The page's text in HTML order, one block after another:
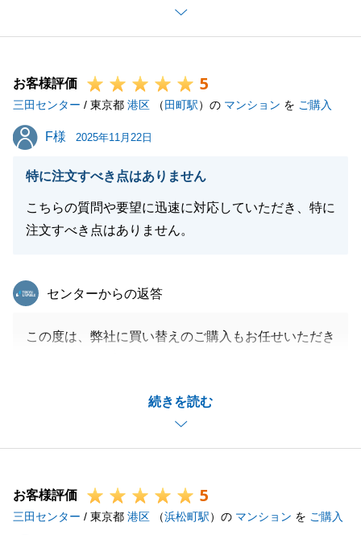
これからも、誠実な行動を心掛け、お客様の豊かな暮
らしをサポートさせていただきます。
お客様評価 5
三田センター / 東京都 港区 （ 田町駅）の マンション を ご購入
F様
F様 2025年11月22日
特に注文すべき点はありません
こちらの質問や要望に迅速に対応していただき、特に
注文すべき点はありません。
続きを読む
東急リバブル
センターからの返答
この度は、弊社に買い替えのご購入もお任せいただき
で、スケジュールを早めることができました。
ありがとうございました。これから長いお付き合いに
なりますので、引き続きどうぞよろしくお願い申し上
お客様評価 5
三田センター / 東京都 港区 （浜松町駅）の マンション を ご購入